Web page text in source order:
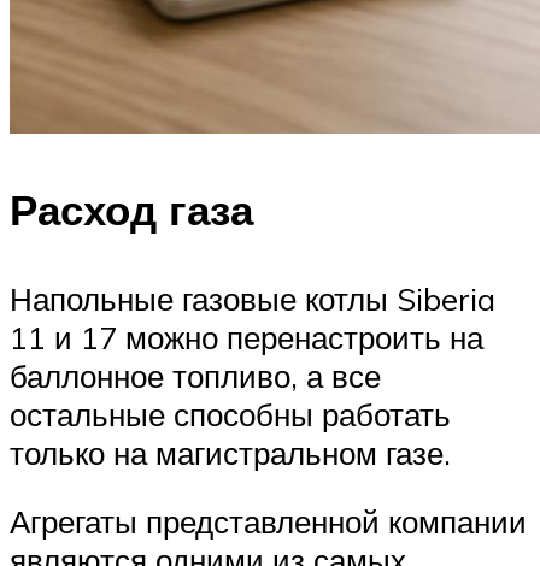
Расход газа
Напольные газовые котлы Siberia
11 и 17 можно перенастроить на
баллонное топливо, а все
остальные способны работать
только на магистральном газе.
Агрегаты представленной компании